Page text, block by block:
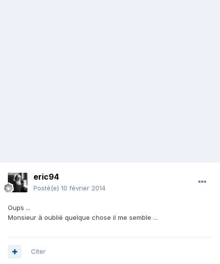
eric94
Posté(e) 10 février 2014
Oups ...
Monsieur à oublié quelque chose il me semble ...
Citer